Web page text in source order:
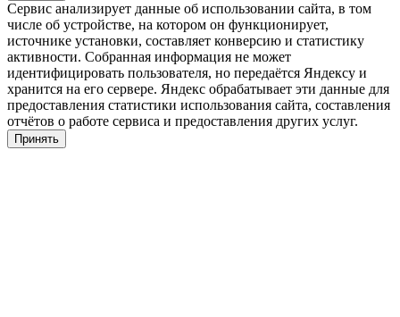
Сервис анализирует данные об использовании сайта, в том
числе об устройстве, на котором он функционирует,
источнике установки, составляет конверсию и статистику
активности. Собранная информация не может
идентифицировать пользователя, но передаётся Яндексу и
хранится на его сервере. Яндекс обрабатывает эти данные для
предоставления статистики использования сайта, составления
отчётов о работе сервиса и предоставления других услуг.
Принять